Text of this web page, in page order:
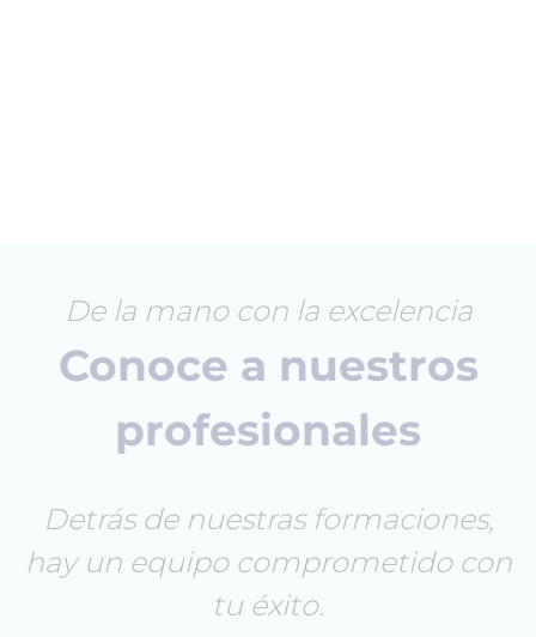
De la mano con la excelencia
Conoce a nuestros
profesionales
Detrás de nuestras formaciones,
hay un equipo comprometido con
tu éxito.